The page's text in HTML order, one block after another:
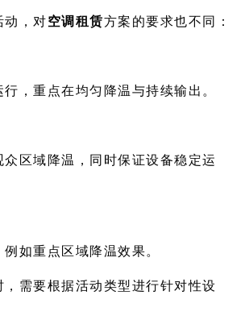
动，对空调租赁方案的要求也不同：
，重点在均匀降温与持续输出。
区域降温，同时保证设备稳定运
如重点区域降温效果。
，需要根据活动类型进行针对性设